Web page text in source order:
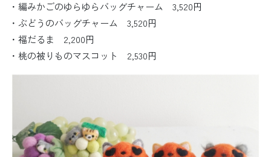
・編みかごのゆらゆらバッグチャーム 3,520円
・ぶどうのバッグチャーム 3,520円
・福だるま 2,200円
・桃の被りものマスコット 2,530円